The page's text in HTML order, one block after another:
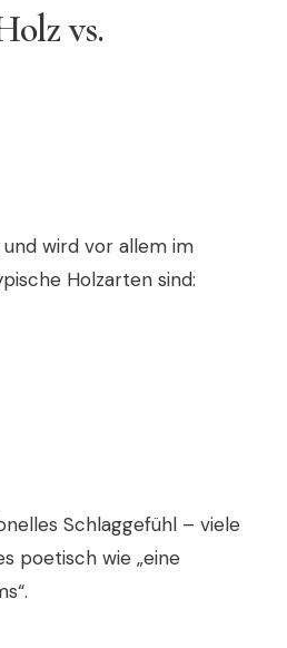
vs.
wird vor allem im
Holzarten sind:
Schlaggefühl – viele
poetisch wie „eine